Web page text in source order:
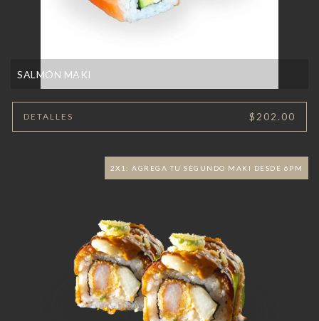
SALMÓN MAKI
DETALLES $202.00
2X1: AGREGA TU SEGUNDO MAKI DESDE 6PM